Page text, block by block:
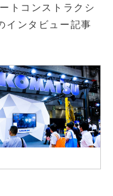
トコンストラクシ
インタビュー記事